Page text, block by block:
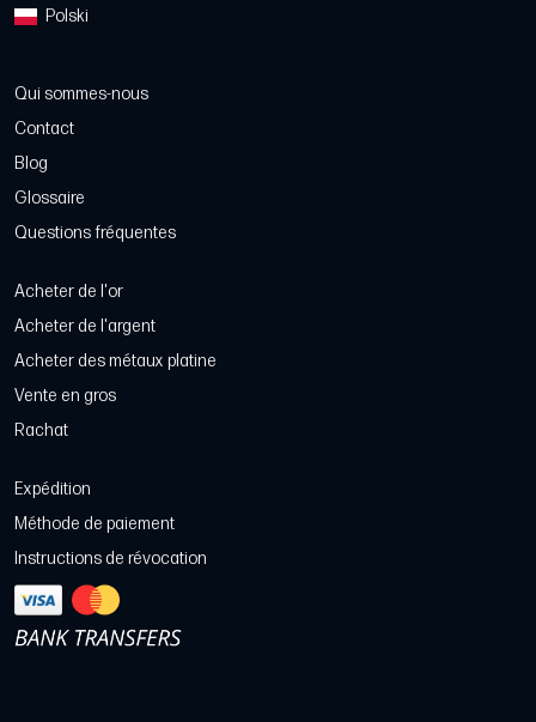
Polski
Qui sommes-nous
Contact
Blog
Glossaire
Questions fréquentes
Acheter de l'or
Acheter de l'argent
Acheter des métaux platine
Vente en gros
Rachat
Expédition
Méthode de paiement
Instructions de révocation